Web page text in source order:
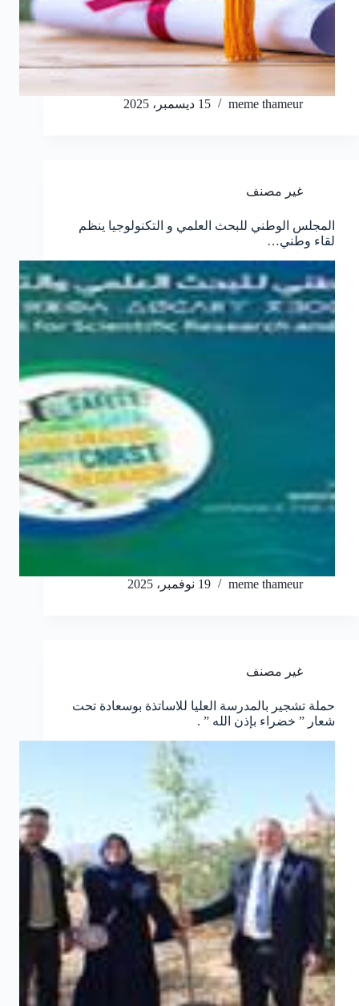
meme thameur 15 ديسمبر، 2025
غير مصنف
المجلس الوطني للبحث العلمي و التكنولوجيا ينظم
لقاء وطني…
meme thameur 19 نوفمبر، 2025
غير مصنف
حملة تشجير بالمدرسة العليا للاساتذة بوسعادة تحت
شعار ” خضراء بإذن الله ” .